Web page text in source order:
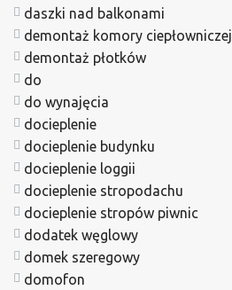
daszki nad balkonami
demontaż komory ciepłowniczej
demontaż płotków
do
do wynajęcia
docieplenie
docieplenie budynku
docieplenie loggii
docieplenie stropodachu
docieplenie stropów piwnic
dodatek węglowy
domek szeregowy
domofon